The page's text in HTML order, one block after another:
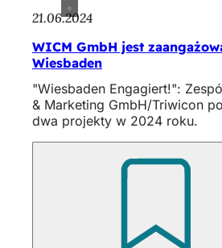
21.06.2024
WICM GmbH jest
Wiesbaden
"Wiesbaden Engagiert!":
& Marketing GmbH/Triwicon
dwa projekty w 2024 roku.